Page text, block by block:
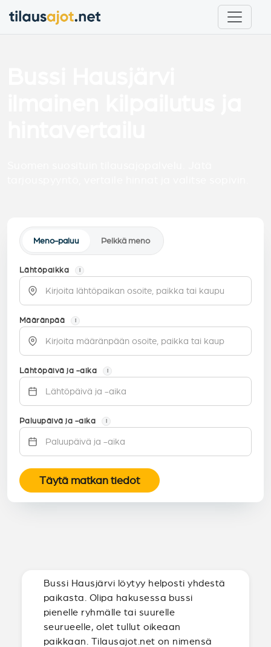
Meno-paluu Pelkkä meno
Lähtöpaikka i
Määränpää i
Lähtöpäivä ja -aika i
Paluupäivä ja -aika i
Täytä matkan tiedot
Bussi Hausjärvi löytyy helposti yhdestä
paikasta. Olipa hakusessa bussi
pienelle ryhmälle tai suurelle
seurueelle, olet tullut oikeaan
paikkaan. Tilausajot.net on nimensä